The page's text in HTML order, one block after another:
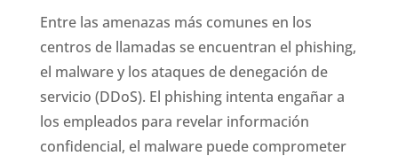
Entre las amenazas más comunes en los
centros de llamadas se encuentran el phishing,
el malware y los ataques de denegación de
servicio (DDoS). El phishing intenta engañar a
los empleados para revelar información
confidencial, el malware puede comprometer